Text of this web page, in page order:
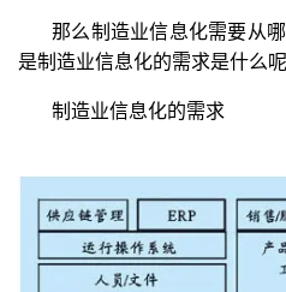
那么制造业信息化需要从
是制造业信息化的需求是什么呢
制造业信息化的需求